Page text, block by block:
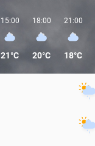
15:00
21°C
18:00
20°C
21:00
18°C